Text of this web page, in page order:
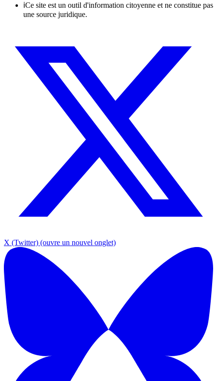
ℹCe site est un outil d'information citoyenne et ne constitue pas
une source juridique.
X (Twitter) (ouvre un nouvel onglet)